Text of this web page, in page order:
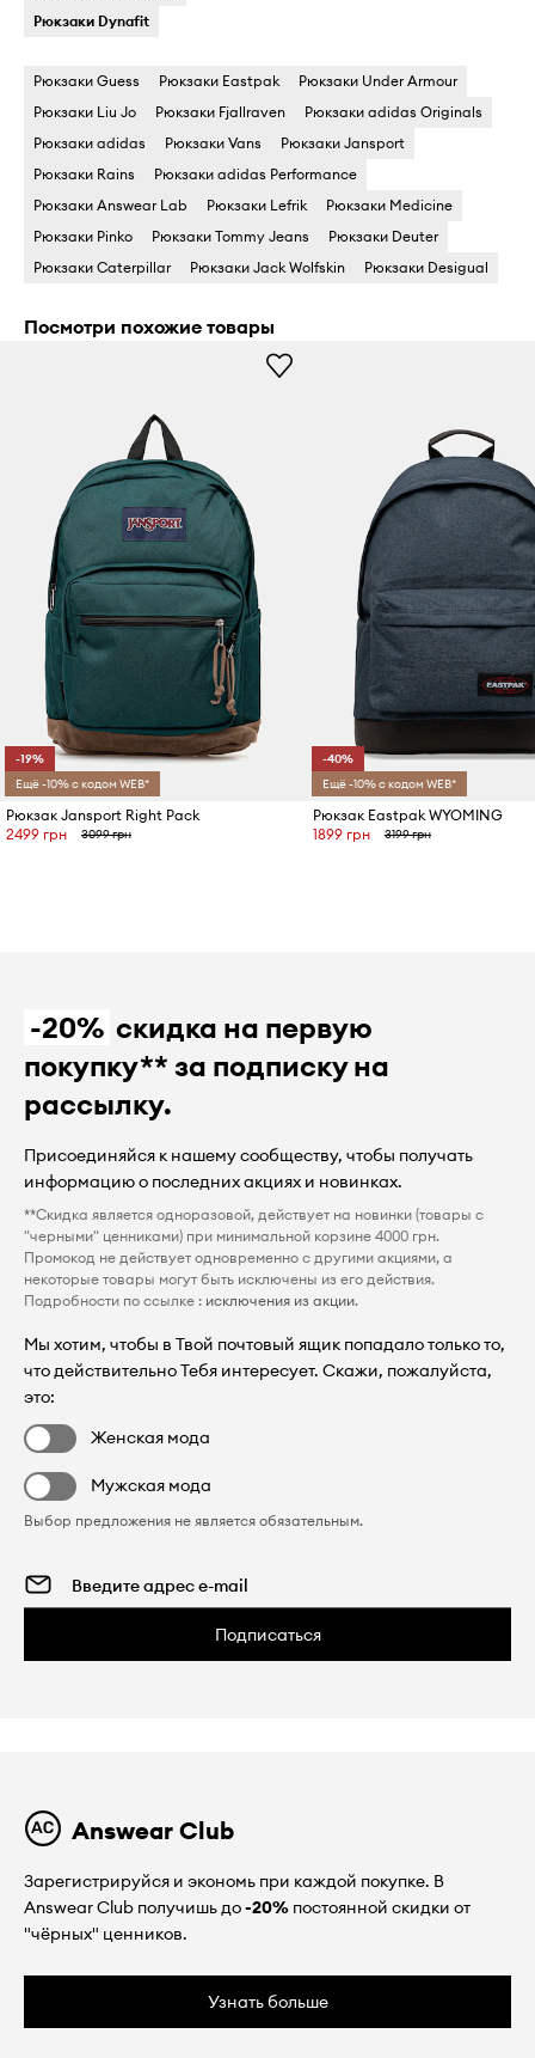
Рюкзаки Dynafit
Рюкзаки Guess Рюкзаки Eastpak
Рюкзаки Under Armour
Рюкзаки Liu Jo
Рюкзаки Fjallraven
Рюкзаки adidas Originals
Рюкзаки adidas
Рюкзаки Vans
Рюкзаки Jansport
Рюкзаки Rains
Рюкзаки adidas Performance
Рюкзаки Answear Lab
Рюкзаки Lefrik
Рюкзаки Medicine
Рюкзаки Pinko
Рюкзаки Tommy Jeans
Рюкзаки Deuter
Рюкзаки Caterpillar
Рюкзаки Jack Wolfskin Рюкзаки Desigual
Посмотри похожие товары
-19%
Ещё -10% с кодом WEB*
Рюкзак Jansport Right Pack
2499 грн
3099 грн
-40%
Ещё -10% с кодом WEB*
Рюкзак Eastpak WYOMING
1899 грн
3199 грн
-20% скидка на первую
покупку** за подписку на
рассылку.
Присоединяйся к нашему сообществу, чтобы получать
информацию о последних акциях и новинках.
**Скидка является одноразовой, действует на новинки (товары с
"черными" ценниками) при минимальной корзине 4000 грн.
Промокод не действует одновременно с другими акциями, а
некоторые товары могут быть исключены из его действия.
Подробности по ссылке : исключения из акции.
Мы хотим, чтобы в Твой почтовый ящик попадало только то,
что действительно Тебя интересует. Скажи, пожалуйста,
это:
Женская мода
Мужская мода
Выбор предложения не является обязательным.
Подписаться
Answear Club
Зарегистрируйся и экономь при каждой покупке. В
Answear Club получишь до-20% постоянной скидки от
"чёрных" ценников.
Узнать больше